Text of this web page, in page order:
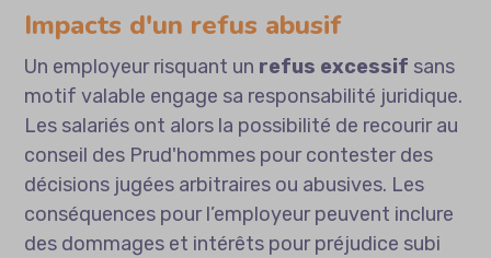
Impacts d'un refus abusif
Un employeur risquant un refus excessif sans
motif valable engage sa responsabilité juridique.
Les salariés ont alors la possibilité de recourir au
conseil des Prud'hommes pour contester des
décisions jugées arbitraires ou abusives. Les
conséquences pour l’employeur peuvent inclure
des dommages et intérêts pour préjudice subi